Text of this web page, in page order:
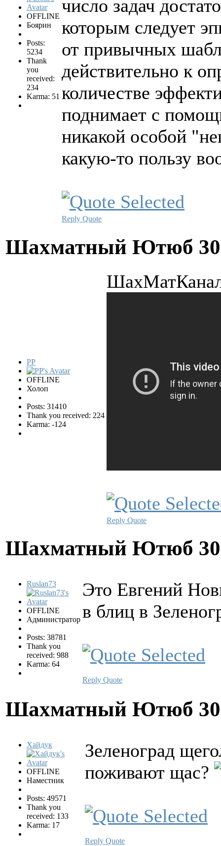
OFFLINE
Боярин
Posts:
5234
Thank
you
received:
234
Karma: 51
число задач
которым следует
от привычных
действительно к
количестве
поднимает с
никакой особой
какую-то пользу
Reply Quote
Шахматный Ютюб
PP
OFFLINE
Холоп
Posts: 31410
Thank you received: 224
Karma: -124
Reply Quote
Шахматный Ютюб
Ruslan73
OFFLINE
Администратор
Posts: 38781
Thank you
received: 988
Karma: 64
Это Евгений
в блиц в
Reply Quote
Шахматный Ютюб
Хайдук
OFFLINE
Наместник
Posts: 49571
Thank you
received: 133
Karma: 17
Зеленоград
поживают щас?
Reply Quote